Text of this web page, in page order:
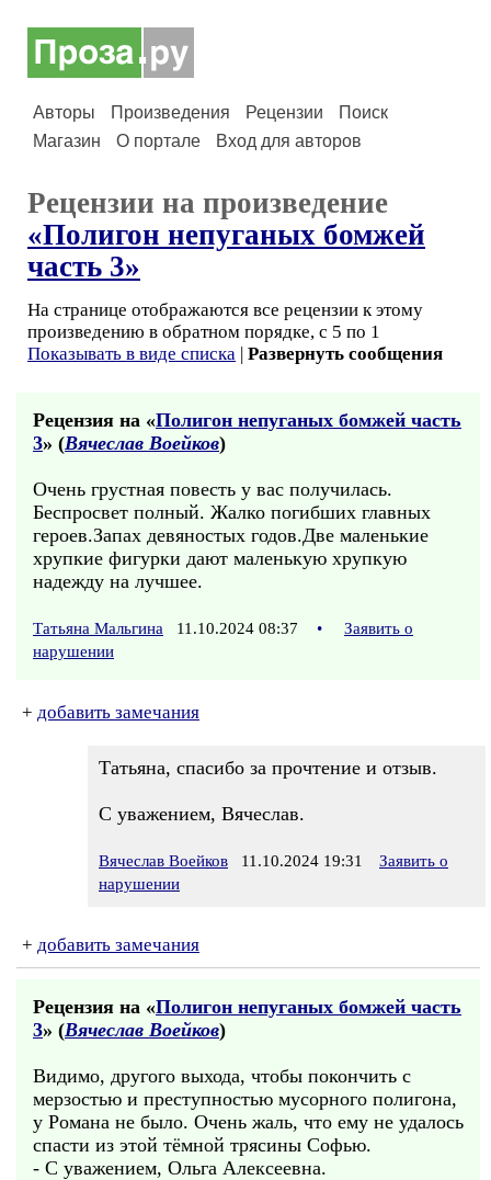
Авторы Произведения Рецензии
Поиск
Магазин
О портале Вход для авторов
Рецензии на произведение
«Полигон непуганых бомжей
часть 3»
На странице отображаются все рецензии к этому
произведению в обратном порядке, с 5 по 1
Показывать в виде списка | Развернуть сообщения
Рецензия на «Полигон непуганых бомжей часть
3» (Вячеслав Воейков)
Очень грустная повесть у вас получилась.
Беспросвет полный. Жалко погибших главных
героев.Запах девяностых годов.Две маленькие
хрупкие фигурки дают маленькую хрупкую
надежду на лучшее.
Татьяна Мальгина 11.10.2024 08:37 •
Заявить о
нарушении
+ добавить замечания
Татьяна, спасибо за прочтение и отзыв.
С уважением, Вячеслав.
Вячеслав Воейков 11.10.2024 19:31
Заявить о
нарушении
+ добавить замечания
Рецензия на «Полигон непуганых бомжей часть
3» (Вячеслав Воейков)
Видимо, другого выхода, чтобы покончить с
мерзостью и преступностью мусорного полигона,
у Романа не было. Очень жаль, что ему не удалось
спасти из этой тёмной трясины Софью.
- С уважением, Ольга Алексеевна.